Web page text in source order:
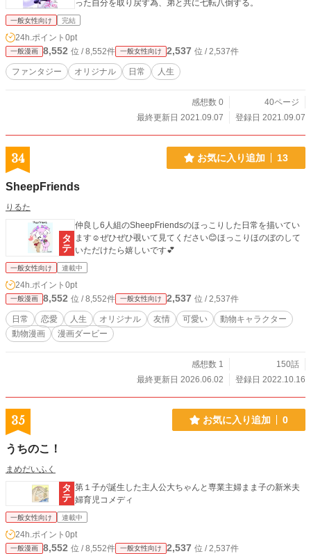
った自分を取り戻す為、弟と共に七転八倒する。
一般女性向け 完結
24h.ポイント 0pt
一般漫画 8,552 位 / 8,552件 一般女性向け 2,537 位 / 2,537件
ファンタジー オリジナル 日常 人生
感想数 0
40ページ
最終更新日 2021.09.07
登録日 2021.09.07
34 お気に入り追加 13
SheepFriends
りるた
仲良し6人組のSheepFriendsのほっこりした日常を描いてい
ます☺️ぜひぜひ覗いて見てください😊ほっこりほのぼのして
いただけたら嬉しいです💕
一般女性向け 連載中
24h.ポイント 0pt
一般漫画 8,552 位 / 8,552件 一般女性向け 2,537 位 / 2,537件
日常 恋愛 人生 オリジナル 友情 可愛い
動物キャラクター
動物漫画
漫画ダービー
感想数 1
150話
最終更新日 2026.06.02
登録日 2022.10.16
35 お気に入り追加 0
うちのこ！
まめだいふく
第１子が誕生した主人公大ちゃんと専業主婦まま子の新米夫
婦育児コメディ
一般女性向け 連載中
24h.ポイント 0pt
一般漫画 8,552 位 / 8,552件 一般女性向け 2,537 位 / 2,537件